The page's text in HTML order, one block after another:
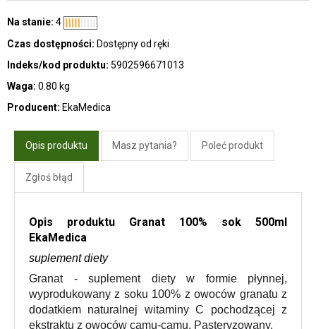
Na stanie: 4
Czas dostępności: Dostępny od ręki
Indeks/kod produktu: 5902596671013
Waga: 0.80 kg
Producent: EkaMedica
Opis produktu Masz pytania? Poleć produkt
Zgłoś błąd
Opis produktu Granat 100% sok 500ml
EkaMedica
suplement diety
Granat - suplement diety w formie płynnej,
wyprodukowany z soku 100% z owoców granatu z
dodatkiem naturalnej witaminy C pochodzącej z
ekstraktu z owoców camu-camu. Pasteryzowany.